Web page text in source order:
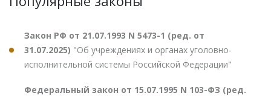
Закон РФ от 21.07.1993 N 5473-1 (ред. от
31.07.2025) "Об учреждениях и органах уголовно-
исполнительной системы Российской Федерации"
Федеральный закон от 15.07.1995 N 103-ФЗ (ред.